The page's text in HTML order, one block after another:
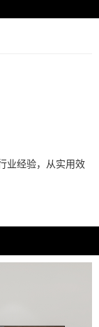
业经验，从实用效